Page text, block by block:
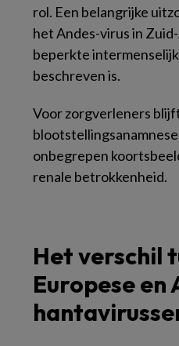
rol. Een belangrijke
het Andes-virus in
beperkte
beschreven is.
Voor zorgverleners
onbegrepen
renale betrokkenheid.
Het verschil
Europese en